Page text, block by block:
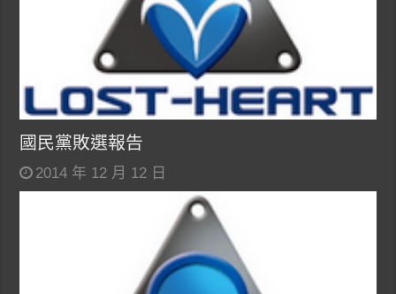
國民黨敗選報告
2014 年 12 月 12 日